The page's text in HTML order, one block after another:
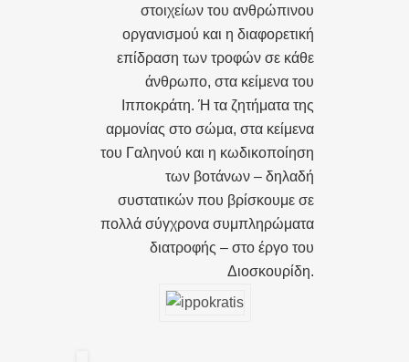
στοιχείων του ανθρώπινου
οργανισμού και η διαφορετική
επίδραση των τροφών σε κάθε
άνθρωπο, στα κείμενα του
Ιπποκράτη. Ή τα ζητήματα της
αρμονίας στο σώμα, στα κείμενα
του Γαληνού και η κωδικοποίηση
των βοτάνων – δηλαδή
συστατικών που βρίσκουμε σε
πολλά σύγχρονα συμπληρώματα
διατροφής – στο έργο του
Διοσκουρίδη.